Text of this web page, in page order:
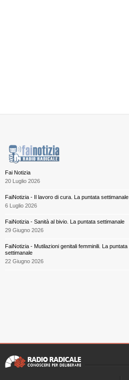
Fai Notizia
20 Luglio 2026
FaiNotizia - Il lavoro di cura. La puntata settimanale
6 Luglio 2026
FaiNotizia - Sanità al bivio. La puntata settimanale
29 Giugno 2026
FaiNotizia - Mutilazioni genitali femminili. La puntata
settimanale
22 Giugno 2026